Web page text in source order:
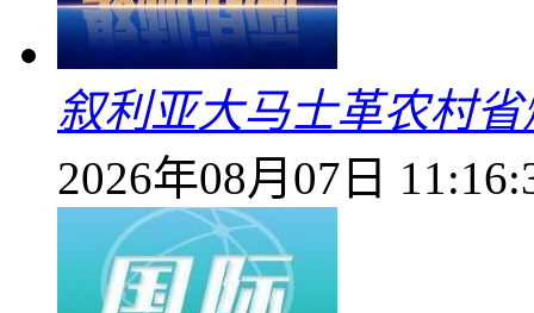
叙利亚大马士革农村
2026年08月07日